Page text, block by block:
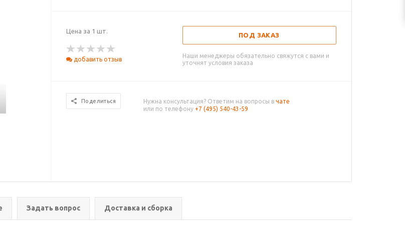
Цена за 1 шт.
добавить отзыв
ПОД ЗАКАЗ
Наши менеджеры обязательно свяжутся с вами и
уточнят условия заказа
Поделиться Нужна консультация? Ответим на вопросы в чате
или по телефону +7 (495) 540-43-59
Задать вопрос Доставка и сборка